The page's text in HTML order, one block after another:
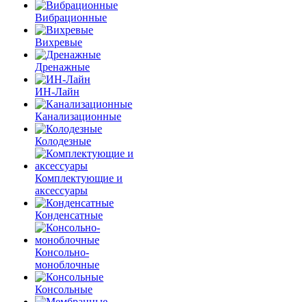
Вибрационные
Вихревые
Дренажные
ИН-Лайн
Канализационные
Колодезные
Комплектующие и
аксессуары
Конденсатные
Консольно-
моноблочные
Консольные